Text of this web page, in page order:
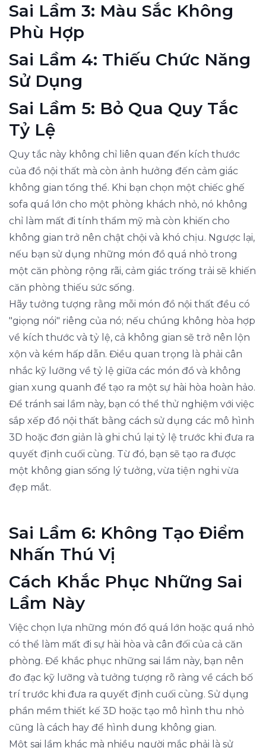
Sai Lầm 3: Màu Sắc Không
Phù Hợp
Sai Lầm 4: Thiếu Chức Năng
Sử Dụng
Sai Lầm 5: Bỏ Qua Quy Tắc
Tỷ Lệ
Quy tắc này không chỉ liên quan đến kích thước
của đồ nội thất mà còn ảnh hưởng đến cảm giác
không gian tổng thể. Khi bạn chọn một chiếc ghế
sofa quá lớn cho một phòng khách nhỏ, nó không
chỉ làm mất đi tính thẩm mỹ mà còn khiến cho
không gian trở nên chật chội và khó chịu. Ngược lại,
nếu bạn sử dụng những món đồ quá nhỏ trong
một căn phòng rộng rãi, cảm giác trống trải sẽ khiến
căn phòng thiếu sức sống.
Hãy tưởng tượng rằng mỗi món đồ nội thất đều có
"giọng nói" riêng của nó; nếu chúng không hòa hợp
về kích thước và tỷ lệ, cả không gian sẽ trở nên lộn
xộn và kém hấp dẫn. Điều quan trọng là phải cân
nhắc kỹ lưỡng về tỷ lệ giữa các món đồ và không
gian xung quanh để tạo ra một sự hài hòa hoàn hảo.
Để tránh sai lầm này, bạn có thể thử nghiệm với việc
sắp xếp đồ nội thất bằng cách sử dụng các mô hình
3D hoặc đơn giản là ghi chú lại tỷ lệ trước khi đưa ra
quyết định cuối cùng. Từ đó, bạn sẽ tạo ra được
một không gian sống lý tưởng, vừa tiện nghi vừa
đẹp mắt.
Sai Lầm 6: Không Tạo Điểm
Nhấn Thú Vị
Cách Khắc Phục Những Sai
Lầm Này
Việc chọn lựa những món đồ quá lớn hoặc quá nhỏ
có thể làm mất đi sự hài hòa và cân đối của cả căn
phòng. Để khắc phục những sai lầm này, bạn nên
đo đạc kỹ lưỡng và tưởng tượng rõ ràng về cách bố
trí trước khi đưa ra quyết định cuối cùng. Sử dụng
phần mềm thiết kế 3D hoặc tạo mô hình thu nhỏ
cũng là cách hay để hình dung không gian.
Một sai lầm khác mà nhiều người mắc phải là sử